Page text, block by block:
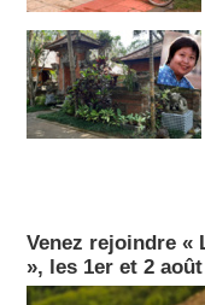
Venez rejoindre «
», les 1er et 2 août